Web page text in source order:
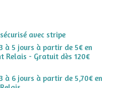
avec stripe
à 5 jours à partir de 5€ en
Relais - Gratuit dès 120€
à 6 jours à partir de 5,70€ en